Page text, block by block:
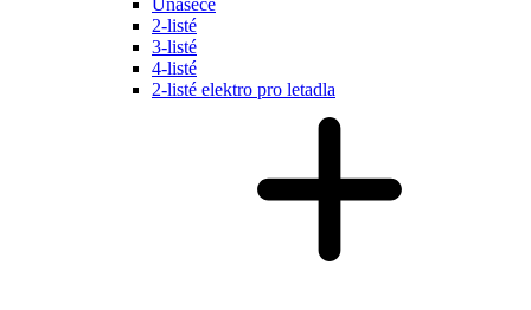
Unašeče
2-listé
3-listé
4-listé
2-listé elektro pro letadla